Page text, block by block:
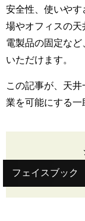
安全性、使いや
場やオフィスの
電製品の固定な
いただけます。
この記事が、天
業を可能にする一
フェイスブック